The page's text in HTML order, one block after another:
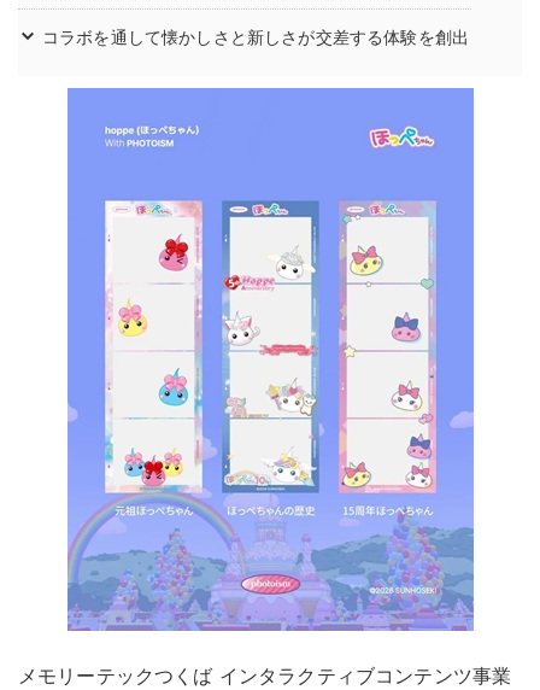
コラボを通して懐かしさと新しさが交差する体験を創出
メモリーテックつくば インタラクティブコンテンツ事業